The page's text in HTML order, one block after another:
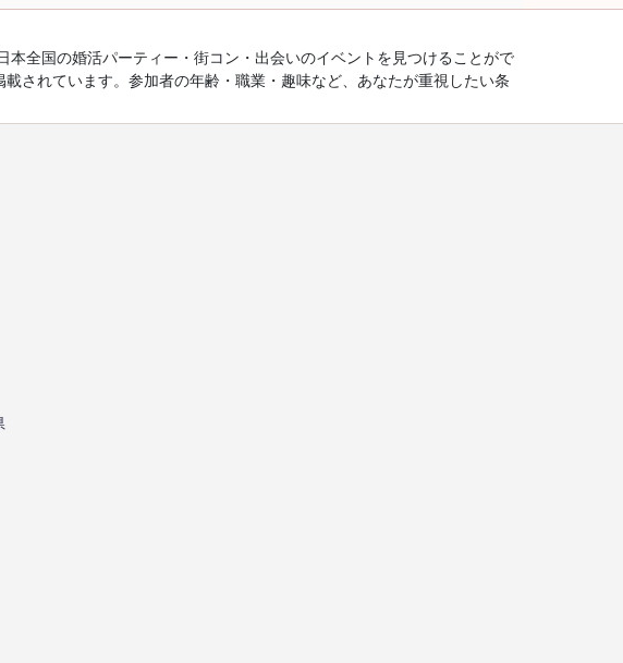
全国の婚活パーティー・街コン・出会いのイベントを見つけることがで
されています。参加者の年齢・職業・趣味など、あなたが重視したい条